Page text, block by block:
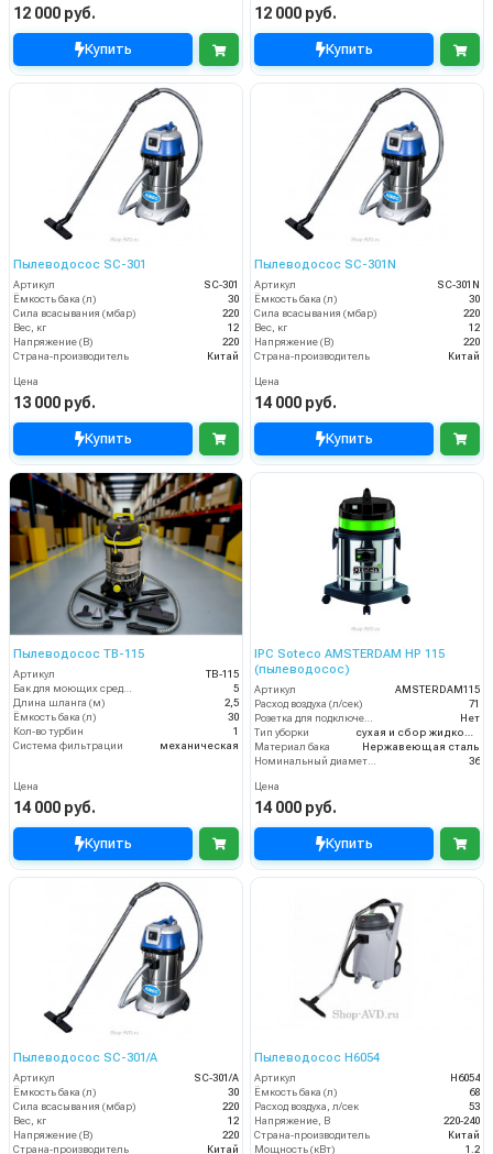
12 000 руб.
Купить
12 000 руб.
Купить
Пылеводосос SC-301
Артикул
SC-301
Ёмкость бака (л)
30
Сила всасывания (мбар)
220
Вес, кг
12
Напряжение (В)
220
Страна-производитель
Китай
Цена
13 000 руб.
Купить
Пылеводосос SC-301N
Артикул
SC-301N
Ёмкость бака (л)
30
Сила всасывания (мбар)
220
Вес, кг
12
Напряжение (В)
220
Страна-производитель
Китай
Цена
14 000 руб.
Купить
Пылеводосос TB-115
Артикул
TB-115
5
Длина шланга (м)
2,5
Ёмкость бака (л)
30
Кол-во турбин
1
Система фильтрации
механическая
Цена
14 000 руб.
Купить
IPC Soteco AMSTERDAM HP 115
(пылеводосос)
Артикул
AMSTERDAM115
Расход воздуха (л/сек)
71
Нет
Тип уборки
Материал бака
Нержавеющая сталь
36
Цена
14 000 руб.
Купить
Пылеводосос SC-301/A
Артикул
SC-301/A
Ёмкость бака (л)
30
Сила всасывания (мбар)
220
Вес, кг
12
Напряжение (В)
220
Страна-производитель
Китай
Пылеводосос H6054
Артикул
H6054
Ёмкость бака (л)
68
Расход воздуха, л/сек
53
Напряжение, В
220-240
Страна-производитель
Китай
Мощность (кВт)
1.2